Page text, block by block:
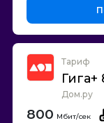
Тариф
Гига+
Дом.ру
800